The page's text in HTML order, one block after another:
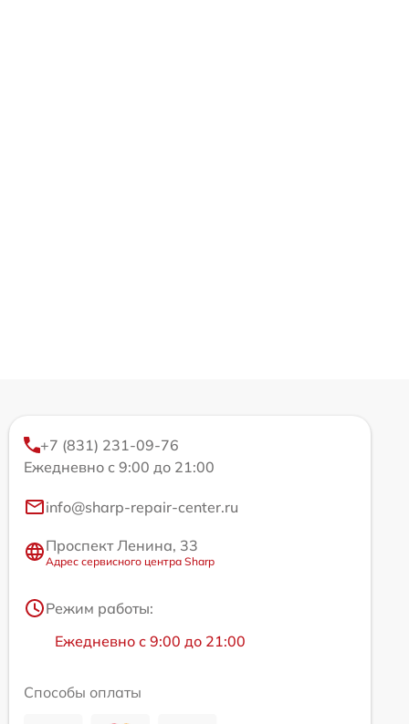
+7 (831) 231-09-76
Ежедневно с 9:00 до 21:00
info@sharp-repair-center.ru
Проспект Ленина, 33
Адрес сервисного центра Sharp
Режим работы:
Ежедневно с 9:00 до 21:00
Способы оплаты